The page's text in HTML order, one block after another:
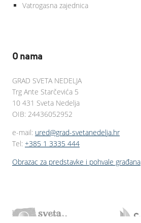
Vatrogasna zajednica
O nama
GRAD SVETA NEDELJA
Trg Ante Starčevića 5
10 431 Sveta Nedelja
OIB: 24436052952
e-mail: ured@grad-svetanedelja.hr
Tel: +385 1 3335 444
Obrazac za predstavke i pohvale građana